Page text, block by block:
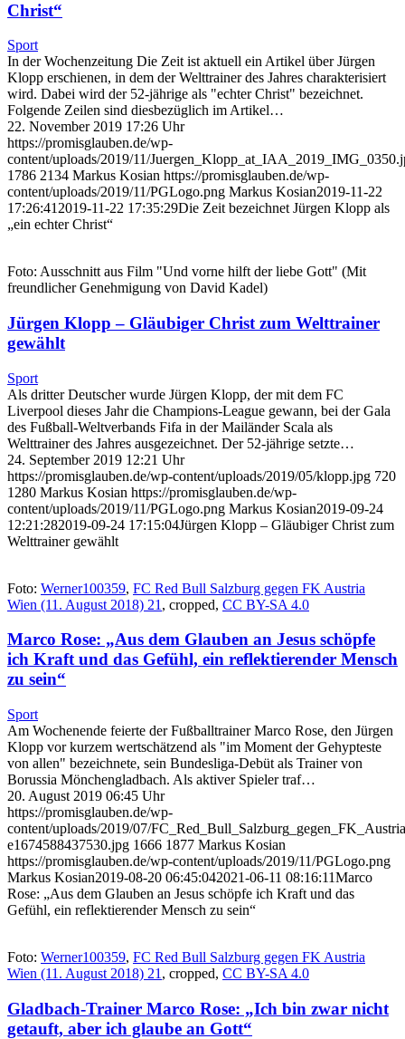
Christ“
Sport
In der Wochenzeitung Die Zeit ist aktuell ein Artikel über Jürgen
Klopp erschienen, in dem der Welttrainer des Jahres charakterisiert
wird. Dabei wird der 52-jährige als "echter Christ" bezeichnet.
Folgende Zeilen sind diesbezüglich im Artikel…
22. November 2019 17:26 Uhr
https://promisglauben.de/wp-
content/uploads/2019/11/
1786 2134 Markus Kosian https://promisglauben.de/wp-
content/uploads/2019/11/PGLogo.png Markus Kosian2019-11-22
17:26:41 2019-11-22 17:35:29Die Zeit bezeichnet Jürgen Klopp als
„ein echter Christ“
Foto: Ausschnitt aus Film "Und vorne hilft der liebe Gott" (Mit
freundlicher Genehmigung von David Kadel)
Jürgen Klopp – Gläubiger Christ zum Welttrainer
gewählt
Sport
Als dritter Deutscher wurde Jürgen Klopp, der mit dem FC
Liverpool dieses Jahr die Champions-League gewann, bei der Gala
des Fußball-Weltverbands Fifa in der Mailänder Scala als
Welttrainer des Jahres ausgezeichnet. Der 52-jährige setzte…
24. September 2019 12:21 Uhr
https://promisglauben.de/wp-content/uploads/2019/05/klopp.jpg 720
1280 Markus Kosian https://promisglauben.de/wp-
content/uploads/2019/11/PGLogo.png Markus Kosian2019-09-24
12:21:282019-09-24 17:15:04Jürgen Klopp – Gläubiger Christ zum
Welttrainer gewählt
Foto: Werner100359, FC Red Bull Salzburg gegen FK Austria
Wien (11. August 2018) 21 , cropped, CC BY-SA 4.0
Marco Rose: „Aus dem Glauben an Jesus schöpfe
ich Kraft und das Gefühl, ein reflektierender Mensch
zu sein“
Sport
Am Wochenende feierte der Fußballtrainer Marco Rose, den Jürgen
Klopp vor kurzem wertschätzend als "im Moment der Gehypteste
von allen" bezeichnete, sein Bundesliga-Debüt als Trainer von
Borussia Mönchengladbach. Als aktiver Spieler traf…
20. August 2019 06:45 Uhr
https://promisglauben.de/wp-
content/uploads/2019/07/
e1674588437530.jpg 1666 1877 Markus Kosian
https://promisglauben.de/wp-content/uploads/2019/11/PGLogo.png
Markus Kosian2019-08-20 06:45:042021-06-11 08:16:11Marco
Rose: „Aus dem Glauben an Jesus schöpfe ich Kraft und das
Gefühl, ein reflektierender Mensch zu sein“
Foto: Werner100359, FC Red Bull Salzburg gegen FK Austria
Wien (11. August 2018) 21 , cropped, CC BY-SA 4.0
Gladbach-Trainer Marco Rose: „Ich bin zwar nicht
getauft, aber ich glaube an Gott“